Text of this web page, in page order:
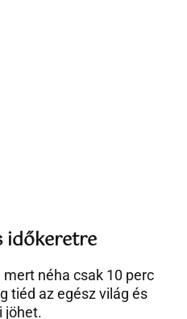
időkeretre
néha csak 10 perc
tiéd az egész világ és
jöhet.